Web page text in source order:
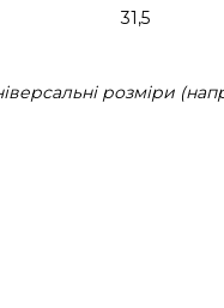
31,5
розміри